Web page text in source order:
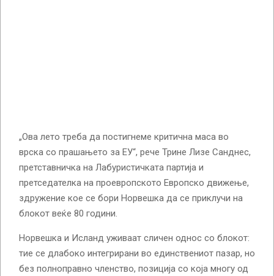
„Ова лето треба да постигнеме критична маса во
врска со прашањето за ЕУ“, рече Трине Лизе Санднес,
претставничка на Лабуристичката партија и
претседателка на проевропското Европско движење,
здружение кое се бори Норвешка да се приклучи на
блокот веќе 80 години.
Норвешка и Исланд уживаат сличен однос со блокот:
тие се длабоко интегрирани во единствениот пазар, но
без полноправно членство, позиција со која многу од